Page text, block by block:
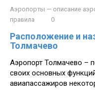
Аэропорты — описание
правила
0
Расположение и
Толмачево
Аэропорт Толмачево –
своих основных
авиапассажиров